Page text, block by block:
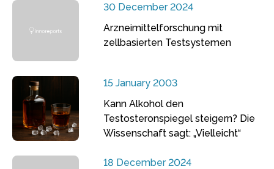
30 December 2024
Arzneimittelforschung mit
zellbasierten Testsystemen
15 January 2003
Kann Alkohol den
Testosteronspiegel steigern? Die
Wissenschaft sagt: „Vielleicht“
18 December 2024